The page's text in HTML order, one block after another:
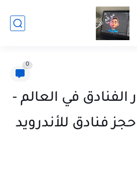
0
في العالم -
فنادق للأندرويد